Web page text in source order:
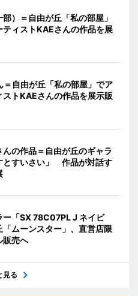
）＝自由が丘「私の部屋」
ティストKAEさんの作品を展
＝自由が丘「私の部屋」でア
ストKAEさんの作品を展示販
んの作品＝自由が丘のギャラ
とすいさい」 作品が対話す
ー「SX 78C07PL J ネイビ
「ムーンスター」、直営店限
販売へ
見る